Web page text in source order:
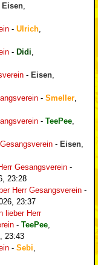
Eisen
- Ulrich
- Didi
- Eisen
- Smeller
- TeePee
- Eisen
Gesangsverein -
23:28
Herr Gesangsverein -
23:37
lieber Herr
- TeePee
23:43
- Sebi